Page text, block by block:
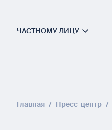
ЧАСТНОМУ ЛИЦУ
Главная / Пресс-центр /